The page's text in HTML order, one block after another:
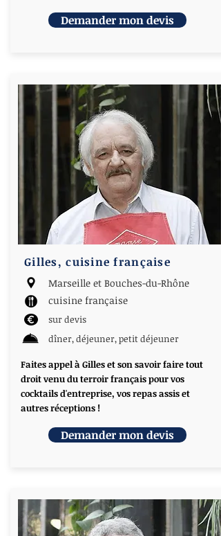
Demander mon devis
Gilles, cuisine française
Marseille et Bouches-du-Rhône
cuisine française
sur devis
dîner, déjeuner, petit déjeuner
Faites appel à Gilles et son savoir faire tout
droit venu du terroir français pour vos
cocktails d'entreprise, vos repas assis et
autres réceptions !
Demander mon devis